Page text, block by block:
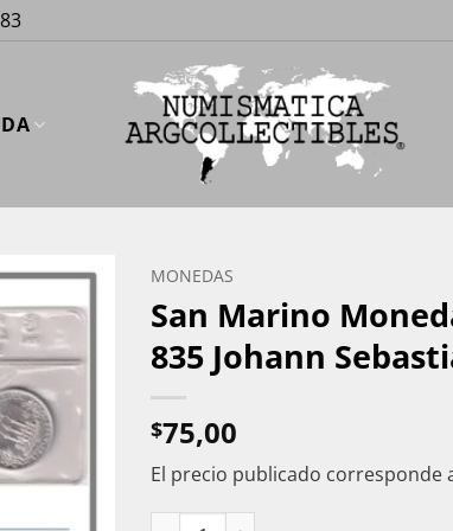
MONEDAS
San Marino
835 Johann
$75,00
El precio publicado corresponde